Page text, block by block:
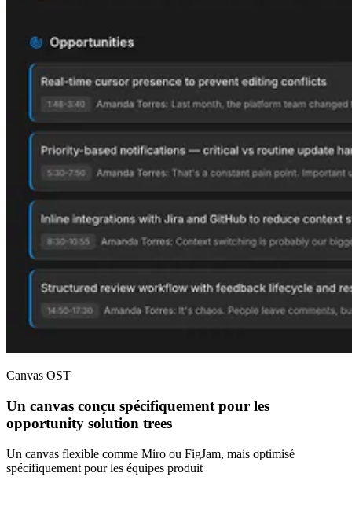
Canvas OST
Un canvas conçu spécifiquement pour les
opportunity solution trees
Un canvas flexible comme Miro ou FigJam, mais optimisé
spécifiquement pour les équipes produit